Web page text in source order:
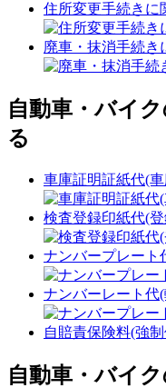
住所変更手続きに
廃車・抹消手続き
自動車・バイ
る
車庫証明証紙代(
検査登録印紙代(
ナンバープレート
ナンバーレート代
自賠責保険料(強
自動車・バイ